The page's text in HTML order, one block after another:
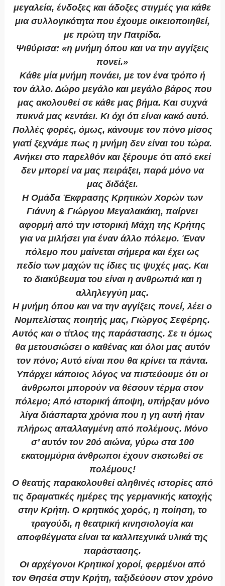
μεγαλεία, ένδοξες και άδοξες στιγμές για κάθε
μια συλλογικότητα που έχουμε οικειοποιηθεί,
με πρώτη την Πατρίδα.
Ψιθύρισα: «η μνήμη όπου και να την αγγίξεις
πονεί.»
Κάθε μία μνήμη πονάει, με τον ένα τρόπο ή
τον άλλο. Δώρο μεγάλο και μεγάλο βάρος που
μας ακολουθεί σε κάθε μας βήμα. Και συχνά
πυκνά μας κεντάει. Κι όχι ότι είναι κακό αυτό.
Πολλές φορές, όμως, κάνουμε τον πόνο μίσος
γιατί ξεχνάμε πως η μνήμη δεν είναι του τώρα.
Ανήκει στο παρελθόν και ξέρουμε ότι από εκεί
δεν μπορεί να μας πειράξει, παρά μόνο να
μας διδάξει.
Η Ομάδα Έκφρασης Κρητικών Χορών των
Γιάννη & Γιώργου Μεγαλακάκη, παίρνει
αφορμή από την ιστορική Μάχη της Κρήτης
για να μιλήσει για έναν άλλο πόλεμο. Έναν
πόλεμο που μαίνεται σήμερα και έχει ως
πεδίο των μαχών τις ίδιες τις ψυχές μας. Και
το διακύβευμα του είναι η ανθρωπιά και η
αλληλεγγύη μας.
Η μνήμη όπου και να την αγγίξεις πονεί, λέει ο
Νομπελίστας ποιητής μας, Γιώργος Σεφέρης.
Αυτός και ο τίτλος της παράστασης. Σε τι όμως
θα μετουσιώσει ο καθένας και όλοι μας αυτόν
τον πόνο; Αυτό είναι που θα κρίνει τα πάντα.
Υπάρχει κάποιος λόγος να πιστεύουμε ότι οι
άνθρωποι μπορούν να θέσουν τέρμα στον
πόλεμο; Από ιστορική άποψη, υπήρξαν μόνο
λίγα διάσπαρτα χρόνια που η γη αυτή ήταν
πλήρως απαλλαγμένη από πολέμους. Μόνο
σ’ αυτόν τον 20ό αιώνα, γύρω στα 100
εκατομμύρια άνθρωποι έχουν σκοτωθεί σε
πολέμους!
Ο θεατής παρακολουθεί αληθινές ιστορίες από
τις δραματικές ημέρες της γερμανικής κατοχής
στην Κρήτη. Ο κρητικός χορός, η ποίηση, το
τραγούδι, η θεατρική κινησιολογία και
αποφθέγματα είναι τα καλλιτεχνικά υλικά της
παράστασης.
Οι αρχέγονοι Κρητικοί χοροί, φερμένοι από
τον Θησέα στην Κρήτη, ταξιδεύουν στον χρόνο